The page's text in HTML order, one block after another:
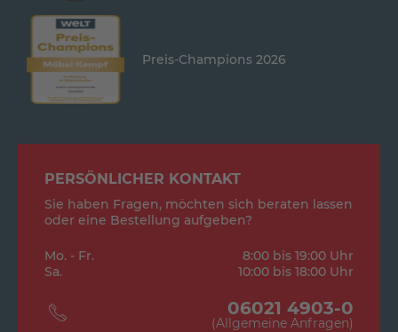
Preis-Champions 2026
PERSÖNLICHER KONTAKT
Sie haben Fragen, möchten sich beraten lassen
oder eine Bestellung aufgeben?
Mo. - Fr.
8:00 bis 19:00 Uhr
Sa.
10:00 bis 18:00 Uhr
06021 4903-0
(Allgemeine Anfragen)